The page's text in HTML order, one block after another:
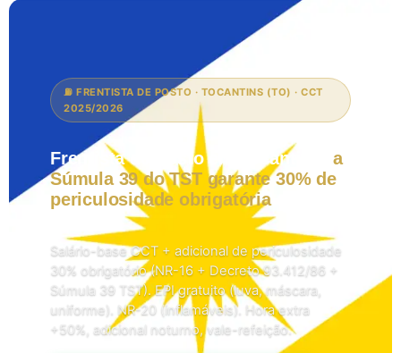
⛽ FRENTISTA DE POSTO · TOCANTINS (TO) · CCT
2025/2026
Frentista de Posto em Tocantins: a
Súmula 39 do TST garante 30% de
periculosidade obrigatóriaem
Salário-base CCT + adicional de periculosidade
30% obrigatório (NR-16 + Decreto 93.412/86 +
Súmula 39 TST). EPI gratuito (luva, máscara,
uniforme). NR-20 (inflamáveis). Hora extra
+50%, adicional noturno, vale-refeição.